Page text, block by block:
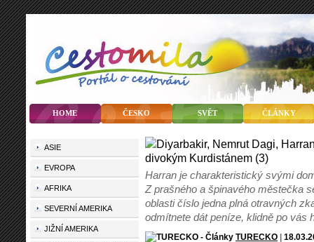
HOME ČESKO SVĚT ČLÁNKY
Harran je charakteristický svými
Z prašného a špinavého městečka
oblasti číslo jedna plná otravných
odmítnete dát peníze, klidně po vás
TURECKO |
ASIE
EVROPA
AFRIKA
SEVERNÍ AMERIKA
JIŽNÍ AMERIKA